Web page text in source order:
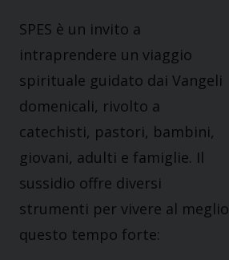
SPES è un invito a
intraprendere un viaggio
spirituale guidato dai Vangeli
domenicali, rivolto a
catechisti, pastori, bambini,
giovani, adulti e famiglie. Il
sussidio offre diversi
strumenti per vivere al meglio
questo tempo forte: